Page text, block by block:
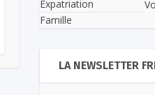
Expatriation
Famille
LA NEWSLETTER